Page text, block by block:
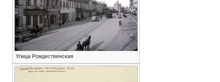
Улица Рождественская